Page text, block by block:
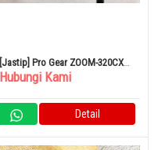
[Jastip] Pro Gear ZOOM-320CX
Utilitas Karbon Asli 4I
Hubungi Kami
Detail